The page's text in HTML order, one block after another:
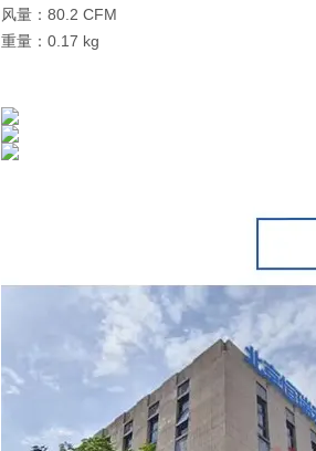
风量：80.2 CFM
重量：0.17 kg